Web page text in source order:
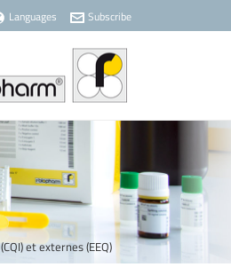
Languages Subscribe
et externes (EEQ)